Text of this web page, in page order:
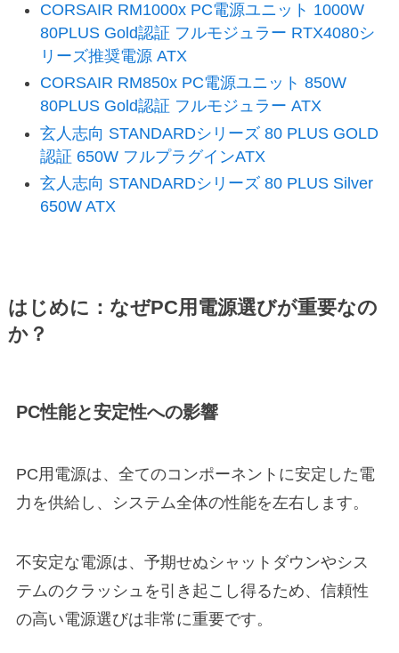
CORSAIR RM1000x PC電源ユニット 1000W
80PLUS Gold認証 フルモジュラー RTX4080シ
リーズ推奨電源 ATX
CORSAIR RM850x PC電源ユニット 850W
80PLUS Gold認証 フルモジュラー ATX
玄人志向 STANDARDシリーズ 80 PLUS GOLD
認証 650W フルプラグインATX
玄人志向 STANDARDシリーズ 80 PLUS Silver
650W ATX
はじめに：なぜPC用電源選びが重要なの
か？
PC性能と安定性への影響
PC用電源は、全てのコンポーネントに安定した電
力を供給し、システム全体の性能を左右します。
不安定な電源は、予期せぬシャットダウンやシス
テムのクラッシュを引き起こし得るため、信頼性
の高い電源選びは非常に重要です。